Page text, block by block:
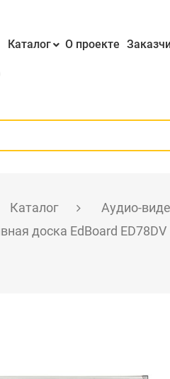
Каталог О проекте
Каталог Аудио-
доска EdBoard ED78DV